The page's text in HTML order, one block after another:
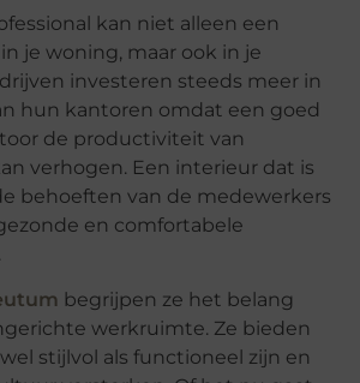
kan niet alleen een
je woning, maar ook in je
investeren steeds meer in
hun kantoren omdat een goed
de productiviteit van
verhogen. Een interieur dat is
behoeften van de medewerkers
en comfortabele
begrijpen ze het belang
werkruimte. Ze bieden
stijlvol als functioneel zijn en